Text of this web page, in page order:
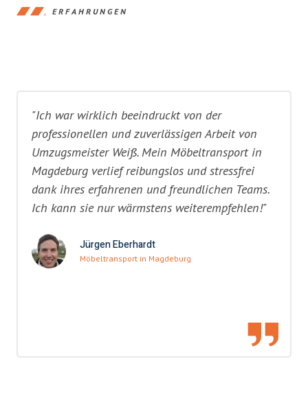
ERFAHRUNGEN
"Ich war wirklich beeindruckt von der
professionellen und zuverlässigen Arbeit von
Umzugsmeister Weiß. Mein Möbeltransport in
Magdeburg verlief reibungslos und stressfrei
dank ihres erfahrenen und freundlichen Teams.
Ich kann sie nur wärmstens weiterempfehlen!"
Jürgen Eberhardt
Möbeltransport in Magdeburg